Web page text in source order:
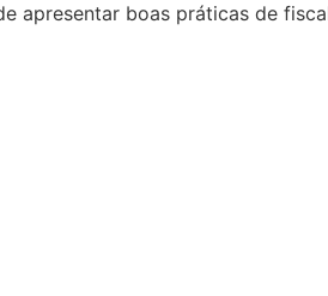
apresentar boas práticas de